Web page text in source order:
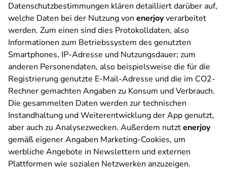
Datenschutzbestimmungen klären detailliert darüber auf,
welche Daten bei der Nutzung von enerjoyverarbeitet
werden. Zum einen sind dies Protokolldaten, also
Informationen zum Betriebssystem des genutzten
Smartphones, IP-Adresse und Nutzungsdauer; zum
anderen Personendaten, also beispielsweise die für die
Registrierung genutzte E-Mail-Adresse und die im CO2-
Rechner gemachten Angaben zu Konsum und Verbrauch.
Die gesammelten Daten werden zur technischen
Instandhaltung und Weiterentwicklung der App genutzt,
aber auch zu Analysezwecken. Außerdem nutztenerjoy
gemäß eigener Angaben Marketing-Cookies, um
werbliche Angebote in Newslettern und externen
Plattformen wie sozialen Netzwerken anzuzeigen.